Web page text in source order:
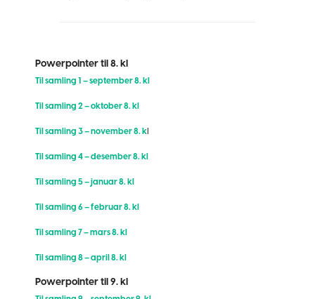
Powerpointer til 8. kl
Til samling 1 – september 8. kl
Til samling 2 – oktober 8. kl
Til samling 3 – november 8. kl
Til samling 4 – desember 8. kl
Til samling 5 – januar 8. kl
Til samling 6 – februar 8. kl
Til samling 7 – mars 8. kl
Til samling 8 – april 8. kl
Powerpointer til 9. kl